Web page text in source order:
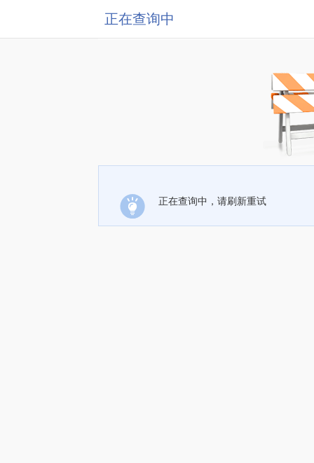
正在查询中
正在查询中，请刷新重试